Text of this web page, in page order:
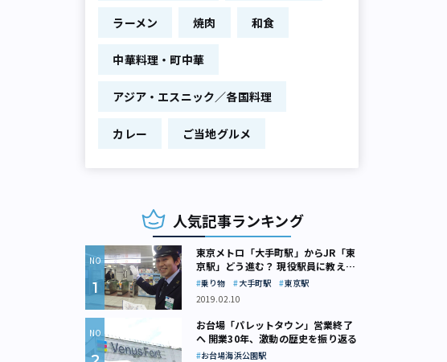
ラーメン 焼肉 和食
中華料理・町中華
アジア・エスニック／各国料理
カレー ご当地グルメ
人気記事ランキング
東京メトロ「大手町駅」からJR「東
京駅」どう進む？ 現役駅員に教えて
もらいました
乗り物 大手町駅
東京駅
2019.02.10
お台場「パレットタウン」営業終了
へ 開業30年、激動の歴史を振り返る
お台場海浜公園駅